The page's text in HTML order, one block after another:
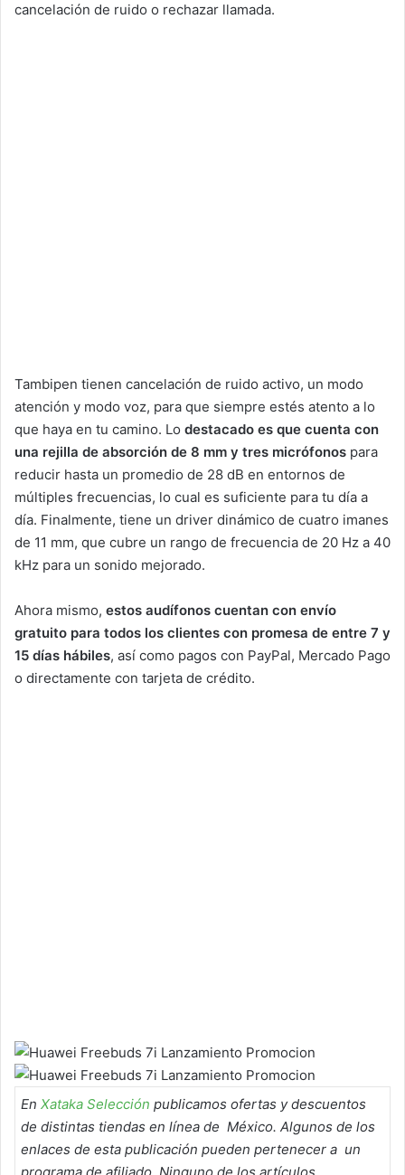
cancelación de ruido o rechazar llamada.
Tambipen tienen cancelación de ruido activo, un modo
atención y modo voz, para que siempre estés atento a lo
que haya en tu camino. Lo destacado es que cuenta con
una rejilla de absorción de 8 mm y tres micrófonos para
reducir hasta un promedio de 28 dB en entornos de
múltiples frecuencias, lo cual es suficiente para tu día a
día. Finalmente, tiene un driver dinámico de cuatro imanes
de 11 mm, que cubre un rango de frecuencia de 20 Hz a 40
kHz para un sonido mejorado.
Ahora mismo, estos audífonos cuentan con envío
gratuito para todos los clientes con promesa de entre 7 y
15 días hábiles, así como pagos con PayPal, Mercado Pago
o directamente con tarjeta de crédito.
En Xataka Selección publicamos ofertas y descuentos
de distintas tiendas en línea de México. Algunos de los
enlaces de esta publicación pueden pertenecer a un